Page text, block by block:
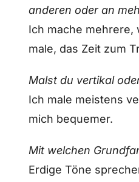
anderen oder an
Ich mache mehrere,
male, das Zeit zum
Malst du vertikal
Ich male meistens
mich bequemer.
Mit welchen
Erdige Töne